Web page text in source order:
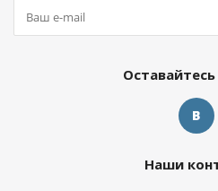
Оставайтесь
Наши